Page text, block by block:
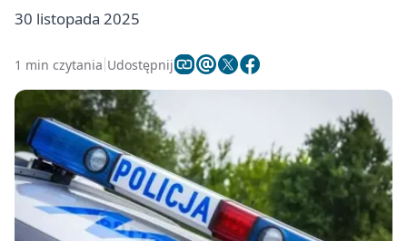
30 listopada 2025
1 min czytania Udostępnij